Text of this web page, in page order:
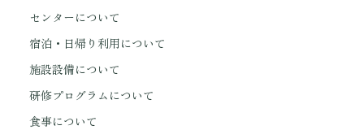
センターについて
宿泊・日帰り利用について
施設設備について
研修プログラムについて
食事について